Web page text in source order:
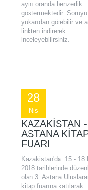
aynı oranda benzerlik
göstermektedir. Soruyu
yukarıdan görebilir ve
linkten indirerek
inceleyebilirsiniz.
28
Nis
KAZAKİSTAN -
ASTANA
FUARI
Kazakistan'da 15 - 18
2018 tarihlerinde
olan 3. Astana
kitap fuarına katılarak